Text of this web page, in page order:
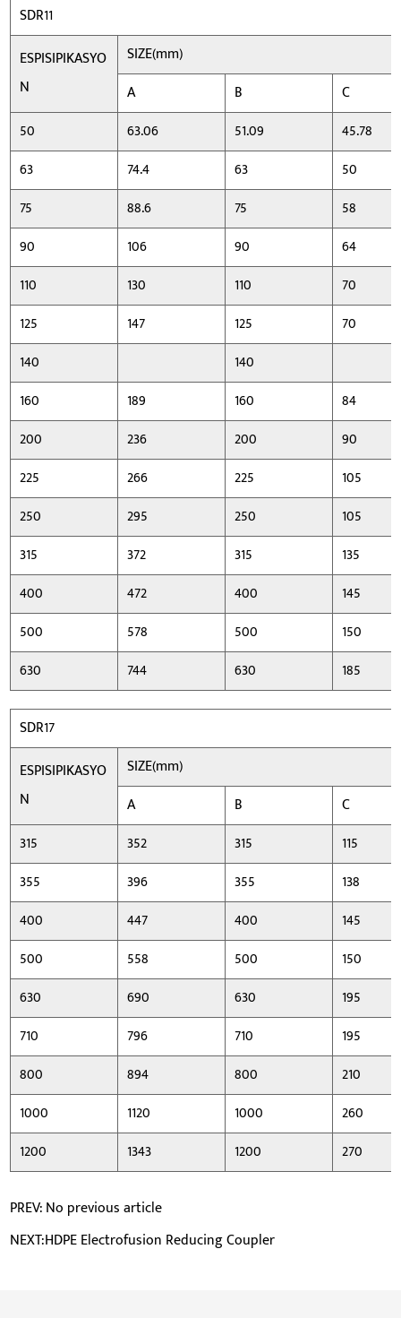
SDR11
ESPISIPIKASYO
N
SIZE(mm)
A
B
C
50
63.06 51.09
45.78
63
74.4 63
50
75
88.6 75
58
90
106 90
64
110
130 110
70
125
147 125
70
140
140
160
189 160
84
200
236 200
90
225
266 225
105
250
295 250
105
315
372 315
135
400
472 400
145
500
578 500
150
630
744 630 185
SDR17
ESPISIPIKASYO
N
SIZE(mm)
A
B
C
315
352 315
115
355
396 355
138
400
447 400
145
500
558 500
150
630
690 630
195
710
796 710
195
800
894 800
210
1000
1120 1000
260
1200
1343 1200 270
PREV: No previous article
NEXT:HDPE Electrofusion Reducing Coupler